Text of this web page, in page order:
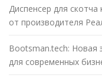
Диспенсер для
от производителя
Bootsman.tech: Новая
для современных